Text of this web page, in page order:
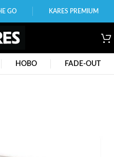
GO KARES PREMIUM
НОВО FADE-OUT